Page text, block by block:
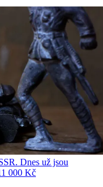
Dnes už jsou
000 Kč